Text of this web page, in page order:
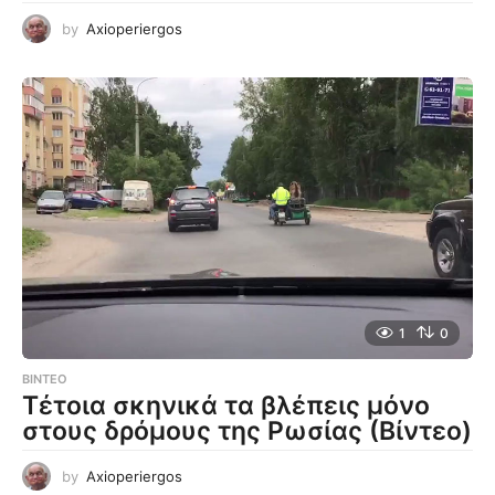
by Axioperiergos
1 0
ΒΊΝΤΕΟ
Τέτοια σκηνικά τα βλέπεις μόνο
στους δρόμους της Ρωσίας (Βίντεο)
by Axioperiergos